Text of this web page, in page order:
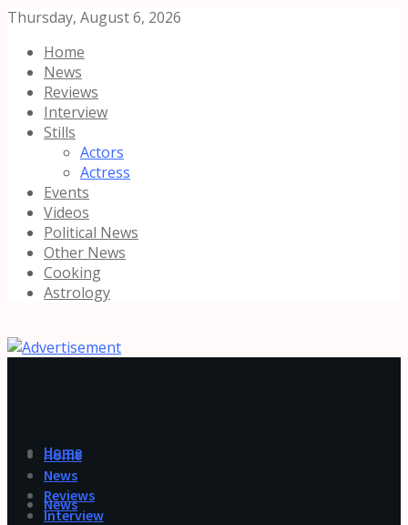
Thursday, August 6, 2026
Home
News
Reviews
Interview
Stills
Actors
Actress
Events
Videos
Political News
Other News
Cooking
Astrology
Home
News
Home
News
Reviews
Interview